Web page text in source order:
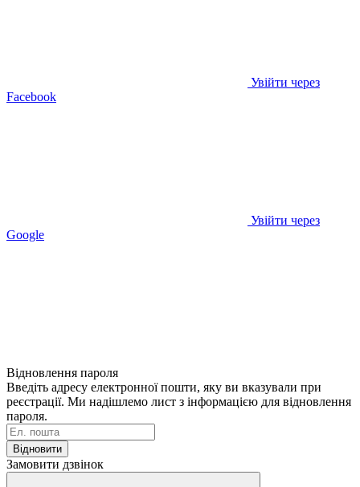
Увійти через
Facebook
Увійти через
Google
Відновлення пароля
Введіть адресу електронної пошти, яку ви вказували при
реєстрації. Ми надішлемо лист з інформацією для відновлення
пароля.
Відновити
Замовити дзвінок